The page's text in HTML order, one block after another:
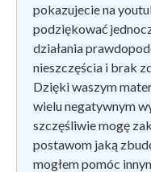
pokazujecie na
podziękować
działania
nieszczęścia i brak
Dzięki waszym
wielu negatywnym
szczęśliwie mogę
postawom jaką
mogłem pomóc